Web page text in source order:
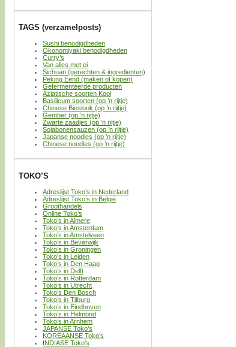
TAGS (verzamelposts)
Sushi benodigdheden
Okonomiyaki benodigdheden
Curry’s
Van alles met ei
Sichuan (gerechten & ingredienten)
Peking Eend (maken of kopen)
Gefermenteerde producten
Aziatische soorten Kool
Basilicum soorten (op ’n rijtje)
Chinese Bieslook (op ’n rijtje)
Gember (op ’n rijtje)
Zwarte zaadjes (op ’n rijtje)
Sojabonensauzen (op ’n rijtje)
Japanse noodles (op ’n rijtje)
Chinese noodles (op ’n rijtje)
TOKO’S
Adreslijst Toko’s in Nederland
Adreslijst Toko’s in België
Groothandels
Online Toko’s
Toko’s in Almere
Toko’s in Amsterdam
Toko’s in Amstelveen
Toko’s in Beverwijk
Toko’s in Groningen
Toko’s in Leiden
Toko’s in Den Haag
Toko’s in Delft
Toko’s in Rotterdam
Toko’s in Utrecht
Toko’s Den Bosch
Toko’s in Tilburg
Toko’s in Eindhoven
Toko’s in Helmond
Toko’s in Arnhem
JAPANSE Toko’s
KOREAANSE Toko’s
INDIASE Toko’s